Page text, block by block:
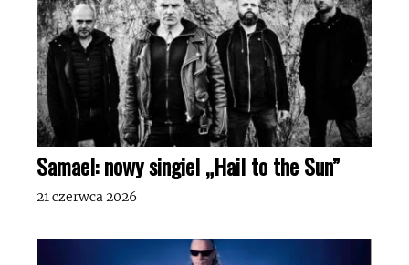
Samael: nowy singiel „Hail to the Sun”
21 czerwca 2026